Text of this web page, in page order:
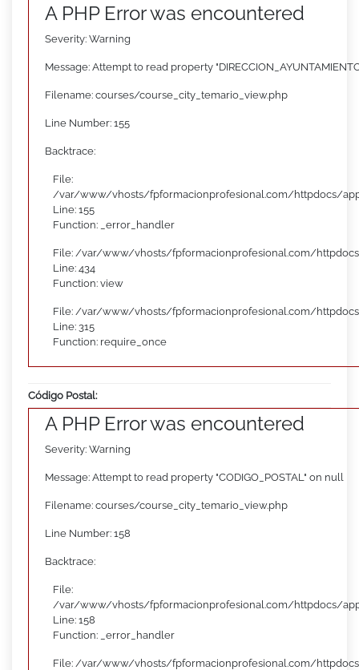
A PHP Error was encountered
Severity: Warning
Message: Attempt to read property
Filename: courses/course_city_temario_view.php
Line Number: 155
Backtrace:
File:
/var/www/vhosts/fpformacionprofesional.com/httpdocs/
Line: 155
Function: _error_handler
File: /var/www/vhosts/fpformacionprofesional.com/
Line: 434
Function: view
File: /var/www/vhosts/fpformacionprofesional.com/
Line: 315
Function: require_once
Código Postal:
A PHP Error was encountered
Severity: Warning
Message: Attempt to read property "CODIGO_POSTAL" on null
Filename: courses/course_city_temario_view.php
Line Number: 158
Backtrace:
File:
/var/www/vhosts/fpformacionprofesional.com/httpdocs/
Line: 158
Function: _error_handler
File: /var/www/vhosts/fpformacionprofesional.com/